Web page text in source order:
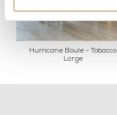
Hurricane Boule - Tobacco
Large